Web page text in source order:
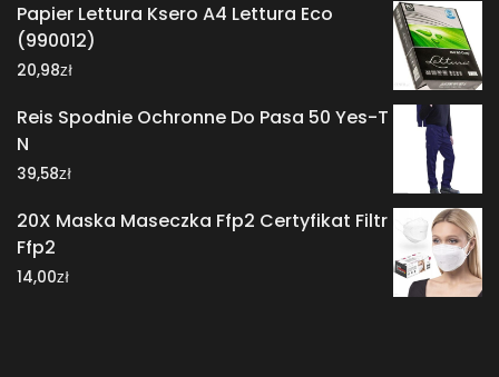
Papier Lettura Ksero A4 Lettura Eco
(990012)
20,98zł
Reis Spodnie Ochronne Do Pasa 50 Yes-T
N
39,58zł
20X Maska Maseczka Ffp2 Certyfikat Filtr
Ffp2
14,00zł